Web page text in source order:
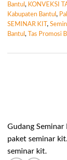
Bantul , KONVEKSI
Kabupaten Bantul ,
SEMINAR KIT ,
Bantul , Tas Promosi
Gudang Seminar
paket seminar
seminar kit.